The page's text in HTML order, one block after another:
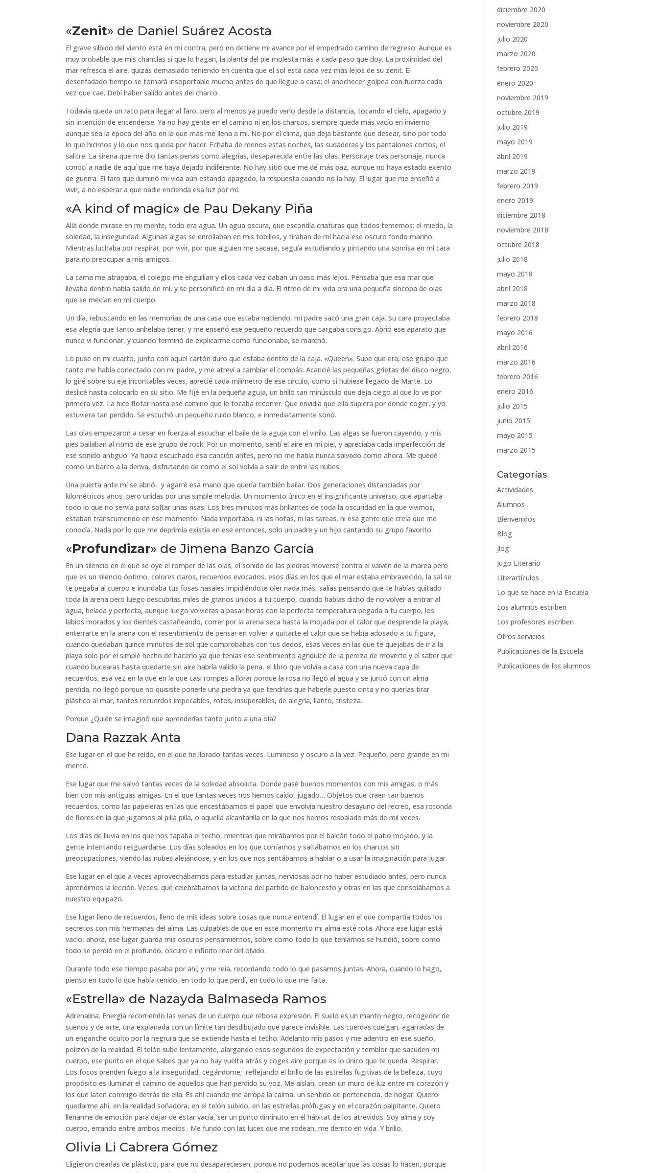
«Zenit» de Daniel Suárez Acosta
El grave silbido del viento está en mi contra, pero no detiene mi avance por el empedrado camino de regreso. Aunque es
muy probable que mis chanclas sí que lo hagan, la planta del pie molesta más a cada paso que doy. La proximidad del
mar refresca el aire, quizás demasiado teniendo en cuenta que el sol está cada vez más lejos de su zenit. El
desenfadado tiempo se tornará insoportable mucho antes de que llegue a casa; el anochecer golpea con fuerza cada
vez que cae. Debí haber salido antes del charco.
Todavía queda un rato para llegar al faro, pero al menos ya puedo verlo desde la distancia, tocando el cielo, apagado y
sin intención de encenderse. Ya no hay gente en el camino ni en los charcos, siempre queda más vacío en invierno
aunque sea la época del año en la que más me llena a mí. No por el clima, que deja bastante que desear, sino por todo
lo que hicimos y lo que nos queda por hacer. Echaba de menos estas noches, las sudaderas y los pantalones cortos, el
salitre. La sirena que me dio tantas penas como alegrías, desaparecida entre las olas. Personaje tras personaje, nunca
conocí a nadie de aquí que me haya dejado indiferente. No hay sitio que me dé más paz, aunque no haya estado exento
de guerra. El faro que iluminó mi vida aún estando apagado, la respuesta cuando no la hay. El lugar que me enseñó a
vivir, a no esperar a que nadie encienda esa luz por mí.
«A kind of magic» de Pau Dekany Piña
Allá donde mirase en mi mente, todo era agua. Un agua oscura, que escondía criaturas que todos tememos: el miedo, la
soledad, la inseguridad. Algunas algas se enrollaban en mis tobillos, y tiraban de mí hacia ese oscuro fondo marino.
Mientras luchaba por respirar, por vivir, por que alguien me sacase, seguía estudiando y pintando una sonrisa en mi cara
para no preocupar a mis amigos.
La cama me atrapaba, el colegio me engullían y ellos cada vez daban un paso más lejos. Pensaba que esa mar que
llevaba dentro había salido de mí, y se personificó en mi día a día. El ritmo de mi vida era una pequeña síncopa de olas
que se mecían en mi cuerpo.
Un día, rebuscando en las memorias de una casa que estaba naciendo, mi padre sacó una gran caja. Su cara proyectaba
esa alegría que tanto anhelaba tener, y me enseñó ese pequeño recuerdo que cargaba consigo. Abrió ese aparato que
nunca vi funcionar, y cuando terminó de explicarme como funcionaba, se marchó.
Lo puse en mi cuarto, junto con aquel cartón duro que estaba dentro de la caja. «Queen». Supe que era, ese grupo que
tanto me había conectado con mi padre, y me atreví a cambiar el compás. Acaricié las pequeñas grietas del disco negro,
lo giré sobre su eje incontables veces, aprecié cada milímetro de ese círculo, como si hubiese llegado de Marte. Lo
deslicé hasta colocarlo en su sitio. Me fijé en la pequeña aguja, un brillo tan minúsculo que deja ciego al que lo ve por
primera vez. La hice flotar hasta ese camino que le tocaba recorrer. Que envidia que ella supiera por donde coger, y yo
estuviera tan perdido. Se escuchó un pequeño ruido blanco, e inmediatamente sonó.
Las olas empezaron a cesar en fuerza al escuchar el baile de la aguja con el vinilo. Las algas se fueron cayendo, y mis
pies bailaban al ritmo de ese grupo de rock. Por un momento, sentí el aire en mi piel, y apreciaba cada imperfección de
ese sonido antiguo. Ya había escuchado esa canción antes, pero no me había nunca salvado como ahora. Me quedé
como un barco a la deriva, disfrutando de como el sol volvía a salir de entre las nubes.
Una puerta ante mí se abrió, y agarré esa mano que quería también bailar. Dos generaciones distanciadas por
kilométricos años, pero unidas por una simple melodía. Un momento único en el insignificante universo, que apartaba
todo lo que no servía para soltar unas risas. Los tres minutos más brillantes de toda la oscuridad en la que vivimos,
estaban transcurriendo en ese momento. Nada importaba, ni las notas, ni las tareas, ni esa gente que creía que me
conocía. Nada por lo que me deprimía existía en ese entonces, solo un padre y un hijo cantando su grupo favorito.
«Profundizar» de Jimena Banzo García
En un silencio en el que se oye el romper de las olas, el sonido de las piedras moverse contra el vaivén de la marea pero
que es un silencio óptimo, colores claros, recuerdos evocados, esos días en los que el mar estaba embravecido, la sal se
te pegaba al cuerpo e inundaba tus fosas nasales impidiéndote oler nada más, salías pensando que te habías quitado
toda la arena pero luego descubrías miles de granos unidos a tu cuerpo, cuando habías dicho de no volver a entrar al
agua, helada y perfecta, aunque luego volvieras a pasar horas con la perfecta temperatura pegada a tu cuerpo, los
labios morados y los dientes castañeando, correr por la arena seca hasta la mojada por el calor que desprende la playa,
enterrarte en la arena con el resentimiento de pensar en volver a quitarte el calor que se había adosado a tu figura,
cuando quedaban quince minutos de sol que comprobabas con tus dedos, esas veces en las que te quejabas de ir a la
playa solo por el simple hecho de hacerlo ya que tenías ese sentimiento agridulce de la pereza de moverte y el saber que
cuando bucearas hasta quedarte sin aire habría valido la pena, el libro que volvía a casa con una nueva capa de
recuerdos, esa vez en la que en la que casi rompes a llorar porque la rosa no llegó al agua y se juntó con un alma
perdida, no llegó porque no quisiste ponerle una piedra ya que tendrías que haberle puesto cinta y no querías tirar
plástico al mar, tantos recuerdos impecables, rotos, insuperables, de alegría, llanto, tristeza.
Porque ¿Quién se imaginó que aprenderías tanto junto a una ola?
Dana Razzak Anta
Ese lugar en el que he reído, en el que he llorado tantas veces. Luminoso y oscuro a la vez. Pequeño, pero grande en mi
mente.
Ese lugar que me salvó tantas veces de la soledad absoluta. Donde pasé buenos momentos con mis amigas, o más
bien con mis antiguas amigas. En el que tantas veces nos hemos caído, jugado… Objetos que traen tan buenos
recuerdos, como las papeleras en las que encestábamos el papel que envolvía nuestro desayuno del recreo, esa rotonda
de flores en la que jugamos al pilla pilla, o aquella alcantarilla en la que nos hemos resbalado más de mil veces.
Los días de lluvia en los que nos tapaba el techo, mientras que mirábamos por el balcón todo el patio mojado, y la
gente intentando resguardarse. Los días soleados en los que corríamos y saltábamos en los charcos sin
preocupaciones, viendo las nubes alejándose, y en los que nos sentábamos a hablar o a usar la imaginación para jugar.
Ese lugar en el que a veces aprovechábamos para estudiar juntas, nerviosas por no haber estudiado antes, pero nunca
aprendimos la lección. Veces, que celebrábamos la victoria del partido de baloncesto y otras en las que consolábamos a
nuestro equipazo.
Ese lugar lleno de recuerdos, lleno de mis ideas sobre cosas que nunca entendí. El lugar en el que compartía todos los
secretos con mis hermanas del alma. Las culpables de que en este momento mi alma esté rota. Ahora ese lugar está
vacío, ahora, ese lugar guarda mis oscuros pensamientos, sobre como todo lo que teníamos se hundió, sobre como
todo se perdió en el profundo, oscuro e infinito mar del olvido.
Durante todo ese tiempo pasaba por ahí, y me reía, recordando todo lo que pasamos juntas. Ahora, cuando lo hago,
pienso en todo lo que había tenido, en todo lo que perdí, en todo lo que me falta.
«Estrella» de Nazayda Balmaseda Ramos
Adrenalina. Energía recorriendo las venas de un cuerpo que rebosa expresión. El suelo es un manto negro, recogedor de
sueños y de arte, una explanada con un límite tan desdibujado que parece invisible. Las cuerdas cuelgan, agarradas de
un enganche oculto por la negrura que se extiende hasta el techo. Adelanto mis pasos y me adentro en ese sueño,
polizón de la realidad. El telón sube lentamente, alargando esos segundos de expectación y temblor que sacuden mi
cuerpo, ese punto en el que sabes que ya no hay vuelta atrás y coges aire porque es lo único que te queda. Respirar.
Los focos prenden fuego a la inseguridad, cegándome; reflejando el brillo de las estrellas fugitivas de la belleza, cuyo
propósito es iluminar el camino de aquellos que han perdido su voz. Me aíslan, crean un muro de luz entre mi corazón y
los que laten conmigo detrás de ella. Es ahí cuando me arropa la calma, un sentido de pertenencia, de hogar. Quiero
quedarme ahí, en la realidad soñadora, en el telón subido, en las estrellas prófugas y en el corazón palpitante. Quiero
llenarme de emoción para dejar de estar vacía, ser un punto diminuto en el hábitat de los atrevidos. Soy alma y soy
cuerpo, errando entre ambos medios . Me fundo con las luces que me rodean, me derrito en vida. Y brillo.
Olivia Li Cabrera Gómez
Eligieron crearlas de plástico, para que no desapareciesen, porque no podemos aceptar que las cosas lo hacen, porque
diciembre 2020
noviembre 2020
julio 2020
marzo 2020
febrero 2020
enero 2020
noviembre 2019
octubre 2019
julio 2019
mayo 2019
abril 2019
marzo 2019
febrero 2019
enero 2019
diciembre 2018
noviembre 2018
octubre 2018
julio 2018
mayo 2018
abril 2018
marzo 2018
febrero 2018
mayo 2016
abril 2016
marzo 2016
febrero 2016
enero 2016
julio 2015
junio 2015
mayo 2015
marzo 2015
Categorías
Actividades
Alumnos
Bienvenidos
Blog
Jlog
Jugo Literario
Literartículos
Lo que se hace en la Escuela
Los alumnos escriben
Los profesores escriben
Otros servicios
Publicaciones de la Escuela
Publicaciones de los alumnos